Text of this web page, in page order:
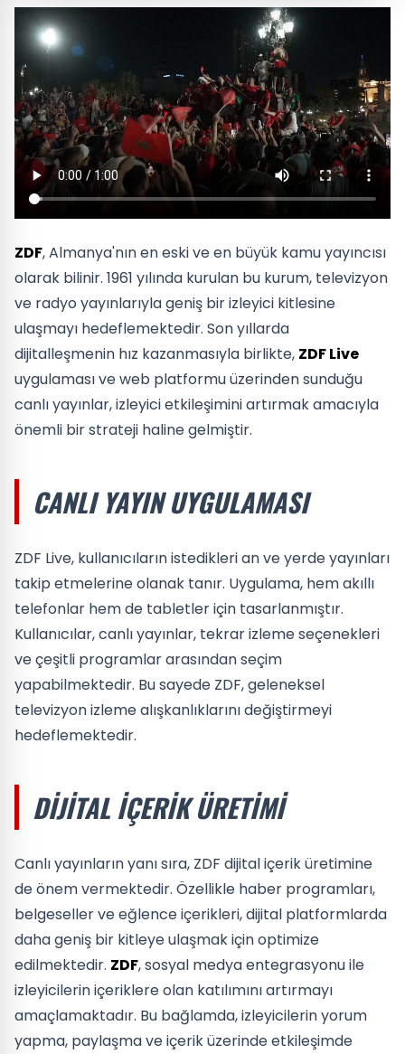
ZDF, Almanya'nın en eski ve en büyük kamu yayıncısı
olarak bilinir. 1961 yılında kurulan bu kurum, televizyon
ve radyo yayınlarıyla geniş bir izleyici kitlesine
ulaşmayı hedeflemektedir. Son yıllarda
dijitalleşmenin hız kazanmasıyla birlikte, ZDF Live
uygulaması ve web platformu üzerinden sunduğu
canlı yayınlar, izleyici etkileşimini artırmak amacıyla
önemli bir strateji haline gelmiştir.
CANLI YAYIN UYGULAMASI
ZDF Live, kullanıcıların istedikleri an ve yerde yayınları
takip etmelerine olanak tanır. Uygulama, hem akıllı
telefonlar hem de tabletler için tasarlanmıştır.
Kullanıcılar, canlı yayınlar, tekrar izleme seçenekleri
ve çeşitli programlar arasından seçim
yapabilmektedir. Bu sayede ZDF, geleneksel
televizyon izleme alışkanlıklarını değiştirmeyi
hedeflemektedir.
DIJITAL İÇERIK ÜRETIMI
Canlı yayınların yanı sıra, ZDF dijital içerik üretimine
de önem vermektedir. Özellikle haber programları,
belgeseller ve eğlence içerikleri, dijital platformlarda
daha geniş bir kitleye ulaşmak için optimize
edilmektedir. ZDF, sosyal medya entegrasyonu ile
izleyicilerin içeriklere olan katılımını artırmayı
amaçlamaktadır. Bu bağlamda, izleyicilerin yorum
yapma, paylaşma ve içerik üzerinde etkileşimde